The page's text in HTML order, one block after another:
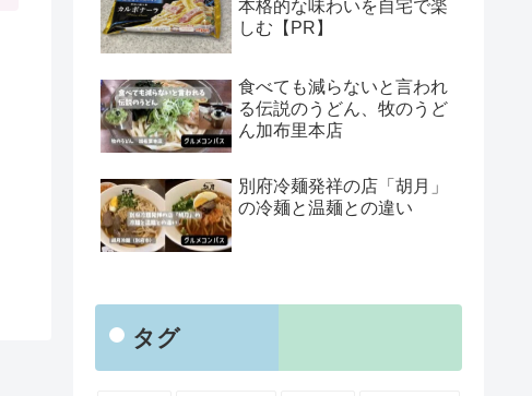
本格的な味わいを自宅で楽
しむ【PR】
食べても減らないと言われ
る伝説のうどん、牧のうど
ん加布里本店
別府冷麺発祥の店「胡月」
の冷麺と温麺との違い
タグ